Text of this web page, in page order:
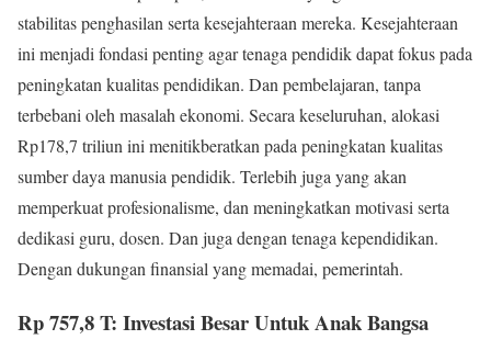
stabilitas penghasilan serta kesejahteraan mereka. Kesejahteraan
ini menjadi fondasi penting agar tenaga pendidik dapat fokus pada
peningkatan kualitas pendidikan. Dan pembelajaran, tanpa
terbebani oleh masalah ekonomi. Secara keseluruhan, alokasi
Rp178,7 triliun ini menitikberatkan pada peningkatan kualitas
sumber daya manusia pendidik. Terlebih juga yang akan
memperkuat profesionalisme, dan meningkatkan motivasi serta
dedikasi guru, dosen. Dan juga dengan tenaga kependidikan.
Dengan dukungan finansial yang memadai, pemerintah.
Rp 757,8 T: Investasi Besar Untuk Anak Bangsa